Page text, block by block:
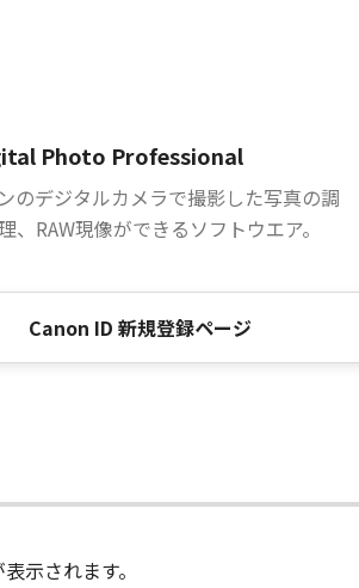
Photo Professional
のデジタルカメラで撮影した写真の調
、RAW現像ができるソフトウエア。
Canon ID 新規登録ページ
示されます。